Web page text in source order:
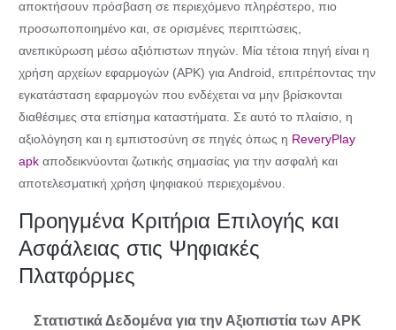
αποκτήσουν πρόσβαση σε περιεχόμενο πληρέστερο, πιο
προσωποποιημένο και, σε ορισμένες περιπτώσεις,
ανεπικύρωση μέσω αξιόπιστων πηγών. Μία τέτοια πηγή είναι η
χρήση αρχείων εφαρμογών (APK) για Android, επιτρέποντας την
εγκατάσταση εφαρμογών που ενδέχεται να μην βρίσκονται
διαθέσιμες στα επίσημα καταστήματα. Σε αυτό το πλαίσιο, η
αξιολόγηση και η εμπιστοσύνη σε πηγές όπως η ReveryPlay
apk αποδεικνύονται ζωτικής σημασίας για την ασφαλή και
αποτελεσματική χρήση ψηφιακού περιεχομένου.
Προηγμένα Κριτήρια Επιλογής και
Ασφάλειας στις Ψηφιακές
Πλατφόρμες
Στατιστικά Δεδομένα για την Αξιοπιστία των APK